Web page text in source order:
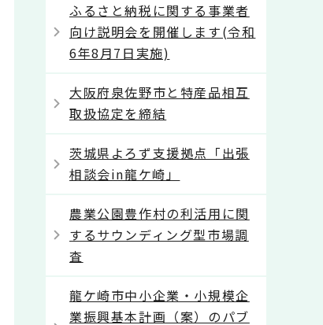
ふるさと納税に関する事業者
向け説明会を開催します(令和
6年8月7日実施)
大阪府泉佐野市と特産品相互
取扱協定を締結
茨城県よろず支援拠点「出張
相談会in龍ケ崎」
農業公園豊作村の利活用に関
するサウンディング型市場調
査
龍ケ崎市中小企業・小規模企
業振興基本計画（案）のパブ